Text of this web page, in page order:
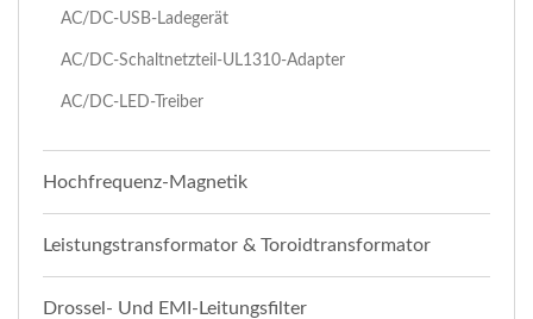
AC/DC-USB-Ladegerät
AC/DC-Schaltnetzteil-UL1310-Adapter
AC/DC-LED-Treiber
Hochfrequenz-Magnetik
Leistungstransformator & Toroidtransformator
Drossel- Und EMI-Leitungsfilter